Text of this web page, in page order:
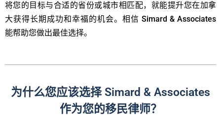
将您的目标与合适的省份或城市相匹配，就能提升您在加拿
大获得长期成功和幸福的机会。相信 Simard & Associates
能帮助您做出最佳选择。
为什么您应该选择 Simard & Associates
作为您的移民律师？